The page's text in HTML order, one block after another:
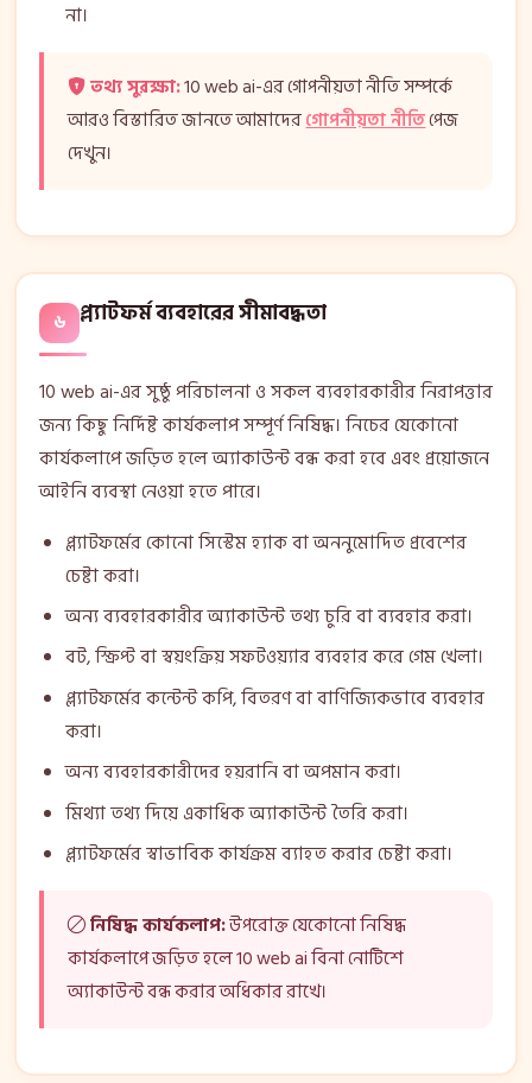
না।
তথ্য সুরক্ষা:10 web ai-এর গোপনীয়তা নীতি সম্পর্কে
আরও বিস্তারিত জানতে আমাদেরগোপনীয়তা নীতিপেজ
দেখুন।
৬ প্ল্যাটফর্ম ব্যবহারের সীমাবদ্ধতা
10 web ai-এর সুষ্ঠু পরিচালনা ও সকল ব্যবহারকারীর নিরাপত্তার
জন্য কিছু নির্দিষ্ট কার্যকলাপ সম্পূর্ণ নিষিদ্ধ। নিচের যেকোনো
কার্যকলাপে জড়িত হলে অ্যাকাউন্ট বন্ধ করা হবে এবং প্রয়োজনে
আইনি ব্যবস্থা নেওয়া হতে পারে।
প্ল্যাটফর্মের কোনো সিস্টেম হ্যাক বা অননুমোদিত প্রবেশের
চেষ্টা করা।
অন্য ব্যবহারকারীর অ্যাকাউন্ট তথ্য চুরি বা ব্যবহার করা।
বট, স্ক্রিপ্ট বা স্বয়ংক্রিয় সফটওয়্যার ব্যবহার করে গেম খেলা।
প্ল্যাটফর্মের কন্টেন্ট কপি, বিতরণ বা বাণিজ্যিকভাবে ব্যবহার
করা।
অন্য ব্যবহারকারীদের হয়রানি বা অপমান করা।
মিথ্যা তথ্য দিয়ে একাধিক অ্যাকাউন্ট তৈরি করা।
প্ল্যাটফর্মের স্বাভাবিক কার্যক্রম ব্যাহত করার চেষ্টা করা।
নিষিদ্ধ কার্যকলাপ:উপরোক্ত যেকোনো নিষিদ্ধ
কার্যকলাপে জড়িত হলে 10 web ai বিনা নোটিশে
অ্যাকাউন্ট বন্ধ করার অধিকার রাখে।